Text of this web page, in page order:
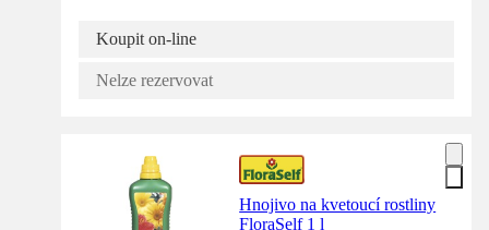
Koupit on-line
Nelze rezervovat
Hnojivo na kvetoucí rostliny
FloraSelf 1 l